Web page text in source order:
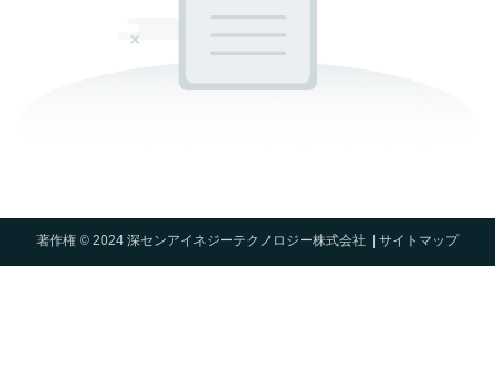
著作権 © 2024 深センアイネジーテクノロジー株式会社 | サイトマップ